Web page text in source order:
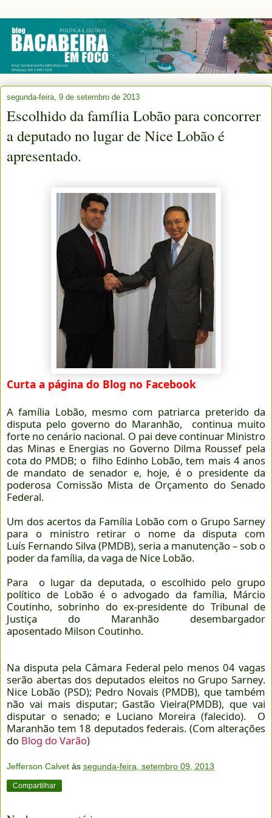
segunda-feira, 9 de setembro de 2013
Escolhido da família Lobão para concorrer
a deputado no lugar de Nice Lobão é
apresentado.
Curta a página do Blog no Facebook
A família Lobão, mesmo com patriarca preterido da
disputa pelo governo do Maranhão, continua muito
forte no cenário nacional. O pai deve continuar Ministro
das Minas e Energias no Governo Dilma Roussef pela
cota do PMDB; o filho Edinho Lobão, tem mais 4 anos
de mandato de senador e, hoje, é o presidente da
poderosa Comissão Mista de Orçamento do Senado
Federal.
Um dos acertos da Família Lobão com o Grupo Sarney
para o ministro retirar o nome da disputa com
Luís Fernando Silva (PMDB), seria a manutenção – sob o
poder da família, da vaga de Nice Lobão.
Para o lugar da deputada, o escolhido pelo grupo
político de Lobão é o advogado da família, Márcio
Coutinho, sobrinho do ex-presidente do Tribunal de
Justiça do Maranhão desembargador
aposentado Milson Coutinho.
Na disputa pela Câmara Federal pelo menos 04 vagas
serão abertas dos deputados eleitos no Grupo Sarney.
Nice Lobão (PSD); Pedro Novais (PMDB), que também
não vai mais disputar; Gastão Vieira(PMDB), que vai
disputar o senado; e Luciano Moreira (falecido). O
Maranhão tem 18 deputados federais. (Com alterações
do Blog do Varão)
Jefferson Calvet às segunda-feira, setembro 09, 2013
Compartilhar